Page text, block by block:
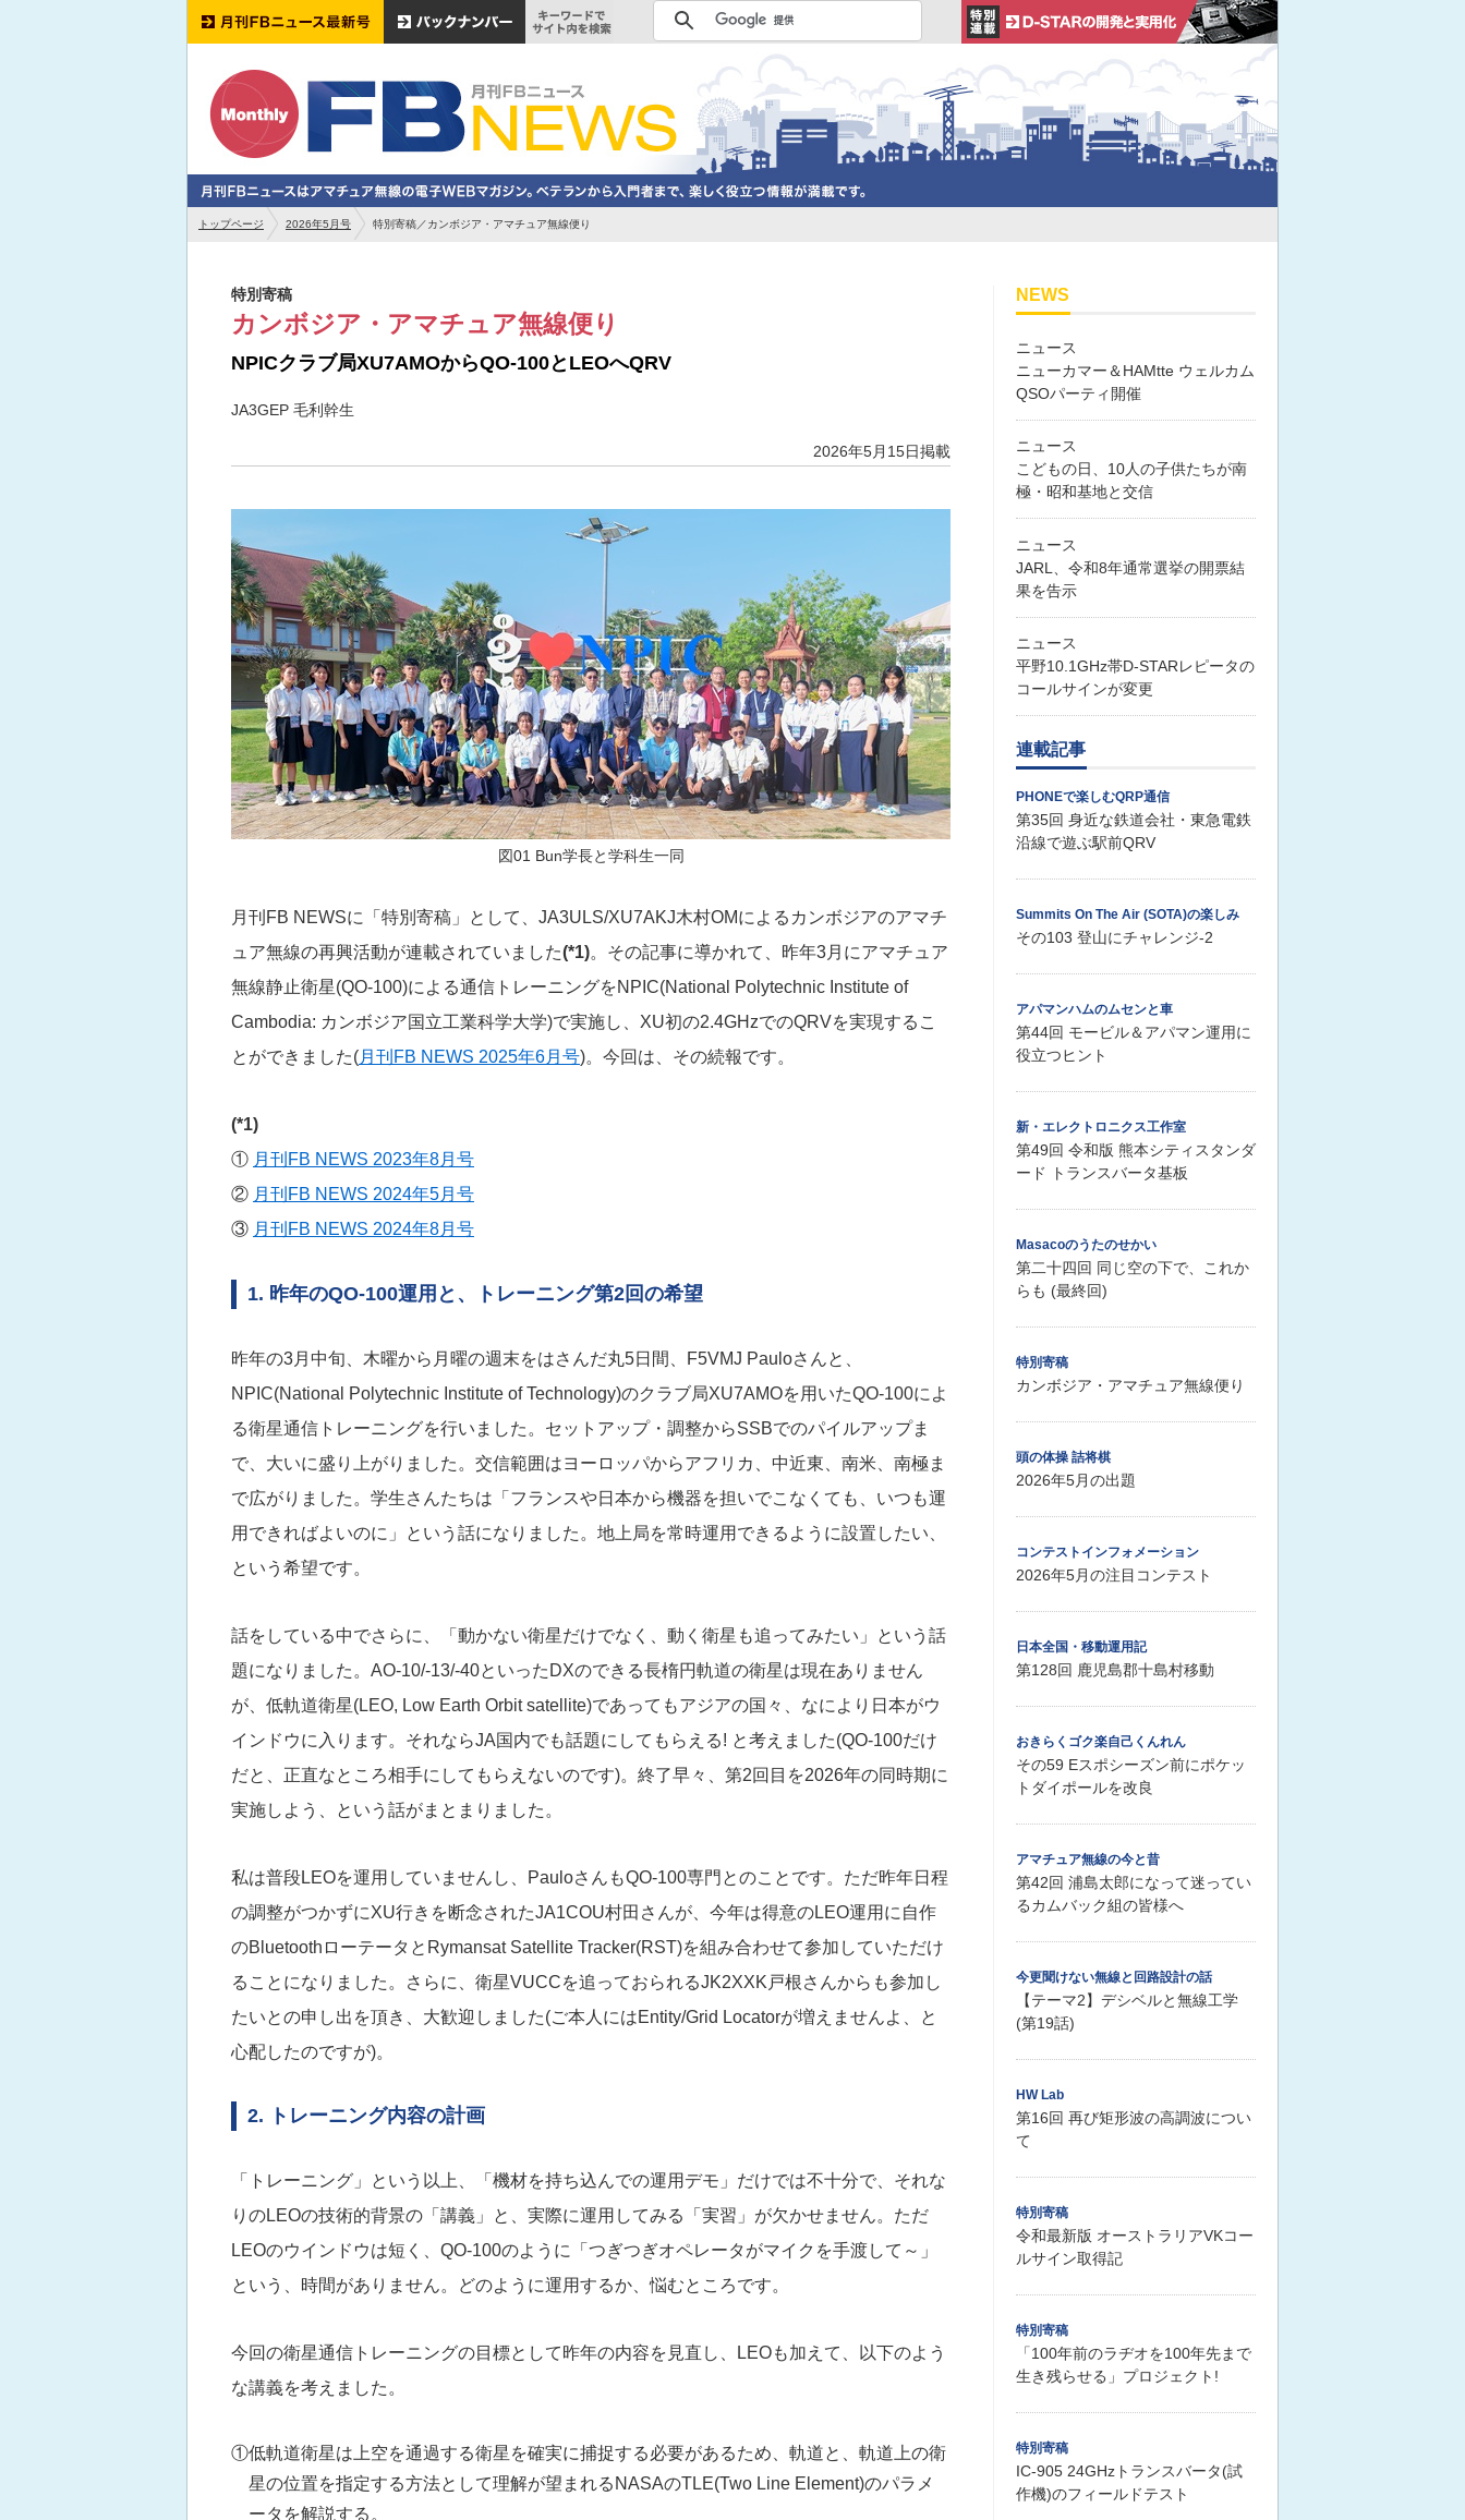
トップページ 2026年5月号 特別寄稿／カンボジア・アマチュア無線便り
特別寄稿
カンボジア・アマチュア無線便り
NPICクラブ局XU7AMOからQO-100とLEOへQRV
JA3GEP 毛利幹生
2026年5月15日掲載
図01 Bun学長と学科生一同
月刊FB NEWSに「特別寄稿」として、JA3ULS/XU7AKJ木村OMによるカンボジアのアマチ
ュア無線の再興活動が連載されていました(*1)。その記事に導かれて、昨年3月にアマチュア
無線静止衛星(QO-100)による通信トレーニングをNPIC(National Polytechnic Institute of
Cambodia: カンボジア国立工業科学大学)で実施し、XU初の2.4GHzでのQRVを実現するこ
とができました(月刊FB NEWS 2025年6月号)。今回は、その続報です。
(*1)
① 月刊FB NEWS 2023年8月号
② 月刊FB NEWS 2024年5月号
③ 月刊FB NEWS 2024年8月号
1. 昨年のQO-100運用と、トレーニング第2回の希望
昨年の3月中旬、木曜から月曜の週末をはさんだ丸5日間、F5VMJ Pauloさんと、
NPIC(National Polytechnic Institute of Technology)のクラブ局XU7AMOを用いたQO-100によ
る衛星通信トレーニングを行いました。セットアップ・調整からSSBでのパイルアップま
で、大いに盛り上がりました。交信範囲はヨーロッパからアフリカ、中近東、南米、南極ま
で広がりました。学生さんたちは「フランスや日本から機器を担いでこなくても、いつも運
用できればよいのに」という話になりました。地上局を常時運用できるように設置したい、
という希望です。
話をしている中でさらに、「動かない衛星だけでなく、動く衛星も追ってみたい」という話
題になりました。AO-10/-13/-40といったDXのできる長楕円軌道の衛星は現在ありません
が、低軌道衛星(LEO, Low Earth Orbit satellite)であってもアジアの国々、なにより日本がウ
インドウに入ります。それならJA国内でも話題にしてもらえる! と考えました(QO-100だけ
だと、正直なところ相手にしてもらえないのです)。終了早々、第2回目を2026年の同時期に
実施しよう、という話がまとまりました。
私は普段LEOを運用していませんし、PauloさんもQO-100専門とのことです。ただ昨年日程
の調整がつかずにXU行きを断念されたJA1COU村田さんが、今年は得意のLEO運用に自作
のBluetoothローテータとRymansat Satellite Tracker(RST)を組み合わせて参加していただけ
ることになりました。さらに、衛星VUCCを追っておられるJK2XXK戸根さんからも参加し
たいとの申し出を頂き、大歓迎しました(ご本人にはEntity/Grid Locatorが増えませんよ、と
心配したのですが)。
2. トレーニング内容の計画
「トレーニング」という以上、「機材を持ち込んでの運用デモ」だけでは不十分で、それな
りのLEOの技術的背景の「講義」と、実際に運用してみる「実習」が欠かせません。ただ
LEOのウインドウは短く、QO-100のように「つぎつぎオペレータがマイクを手渡して～」
という、時間がありません。どのように運用するか、悩むところです。
今回の衛星通信トレーニングの目標として昨年の内容を見直し、LEOも加えて、以下のよう
な講義を考えました。
①低軌道衛星は上空を通過する衛星を確実に捕捉する必要があるため、軌道と、軌道上の衛
星の位置を指定する方法として理解が望まれるNASAのTLE(Two Line Element)のパラメ
ータを解説する。
NEWS
ニュース
ニューカマー＆HAMtte ウェルカム
QSOパーティ開催
ニュース
こどもの日、10人の子供たちが南
極・昭和基地と交信
ニュース
JARL、令和8年通常選挙の開票結
果を告示
ニュース
平野10.1GHz帯D-STARレピータの
コールサインが変更
連載記事
PHONEで楽しむQRP通信
第35回 身近な鉄道会社・東急電鉄
沿線で遊ぶ駅前QRV
Summits On The Air (SOTA)の楽しみ
その103 登山にチャレンジ-2
アパマンハムのムセンと車
第44回 モービル＆アパマン運用に
役立つヒント
新・エレクトロニクス工作室
第49回 令和版 熊本シティスタンダ
ード トランスバータ基板
Masacoのうたのせかい
第二十四回 同じ空の下で、これか
らも (最終回)
特別寄稿
カンボジア・アマチュア無線便り
頭の体操 詰将棋
2026年5月の出題
コンテストインフォメーション
2026年5月の注目コンテスト
日本全国・移動運用記
第128回 鹿児島郡十島村移動
おきらくゴク楽自己くんれん
その59 Eスポシーズン前にポケッ
トダイポールを改良
アマチュア無線の今と昔
第42回 浦島太郎になって迷ってい
るカムバック組の皆様へ
今更聞けない無線と回路設計の話
【テーマ2】デシベルと無線工学
(第19話)
HW Lab
第16回 再び矩形波の高調波につい
て
特別寄稿
令和最新版 オーストラリアVKコー
ルサイン取得記
特別寄稿
「100年前のラヂオを100年先まで
生き残らせる」プロジェクト!
特別寄稿
IC-905 24GHzトランスバータ(試
作機)のフィールドテスト